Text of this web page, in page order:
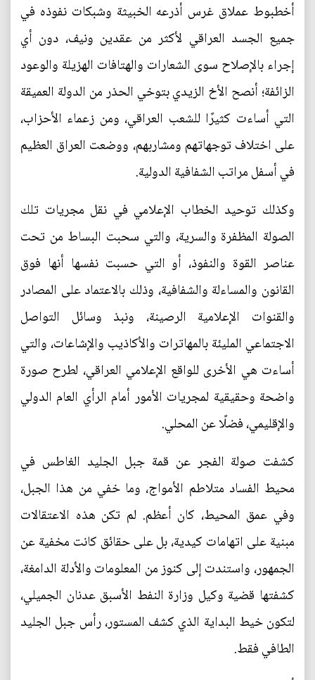
أخطبوط عملاق غرس أذرعه الخبيثة وشبكات نفوذه في
جميع الجسد العراقي لأكثر من عقدين ونيف، دون أي
إجراء بالإصلاح سوى الشعارات والهتافات الهزيلة والوعود
الزائفة؛ أنصح الأخ الزيدي بتوخي الحذر من الدولة العميقة
التي أساءت كثيرًا للشعب العراقي، ومن زعماء الأحزاب،
على اختلاف توجهاتهم ومشاربهم، ووضعت العراق العظيم
في أسفل مراتب الشفافية الدولية.
وكذلك توحيد الخطاب الإعلامي في نقل مجريات تلك
الصولة المظفرة والسرية، والتي سحبت البساط من تحت
عناصر القوة والنفوذ، أو التي حسبت نفسها أنها فوق
القانون والمساءلة والشفافية، وذلك بالاعتماد على المصادر
والقنوات الإعلامية الرصينة، ونبذ وسائل التواصل
الاجتماعي المليئة بالمهاترات والأكاذيب والإشاعات، والتي
أساءت هي الأخرى للواقع الإعلامي العراقي، لطرح صورة
واضحة وحقيقية لمجريات الأمور أمام الرأي العام الدولي
والإقليمي، فضلًا عن المحلي.
كشفت صولة الفجر عن قمة جبل الجليد الغاطس في
محيط الفساد متلاطم الأمواج، وما خفي من هذا الجبل،
وفي عمق المحيط، كان أعظم. لم تكن هذه الاعتقالات
مبنية على اتهامات كيدية، بل على حقائق كانت مخفية عن
الجمهور، واستندت إلى كنوز من المعلومات والأدلة الدامغة،
كشفتها قضية وكيل وزارة النفط الأسبق عدنان الجميلي،
لتكون خيط البداية الذي كشف المستور، رأس جبل الجليد
الطافي فقط.